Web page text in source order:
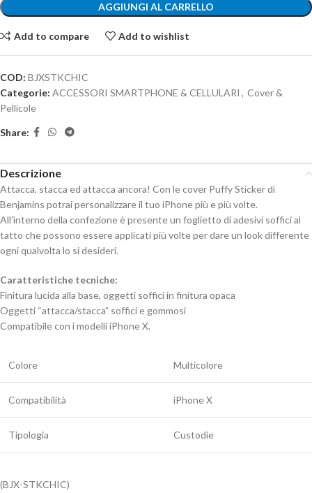
AGGIUNGI AL CARRELLO
Add to compare Add to wishlist
COD: BJXSTKCHIC
Categorie: ACCESSORI SMARTPHONE & CELLULARI , Cover &
Pellicole
Share:
Descrizione
Attacca, stacca ed attacca ancora! Con le cover Puffy Sticker di
Benjamins potrai personalizzare il tuo iPhone più e più volte.
All’ìnterno della confezione è presente un foglietto di adesivi soffici al
tatto che possono essere applicati più volte per dare un look differente
ogni qualvolta lo si desideri.
Caratteristiche tecniche:
Finitura lucida alla base, oggetti soffici in finitura opaca
Oggetti “attacca/stacca” soffici e gommosi
Compatibile con i modelli iPhone X.
Colore Multicolore
Compatibilità iPhone X
Tipologia Custodie
(BJX-STKCHIC)